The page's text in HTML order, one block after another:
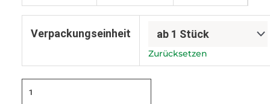
Verpackungseinheit
Zurücksetzen